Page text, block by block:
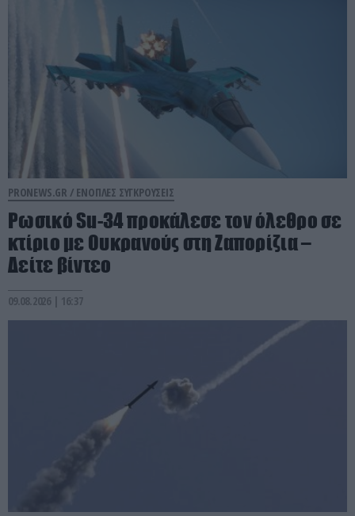
PRONEWS.GR / ΕΝΟΠΛΕΣ ΣΥΓΚΡΟΥΣΕΙΣ
Ρωσικό Su-34 προκάλεσε τον όλεθρο σε
κτίριο με Ουκρανούς στη Ζαπορίζια –
Δείτε βίντεο
09.08.2026 | 16:37